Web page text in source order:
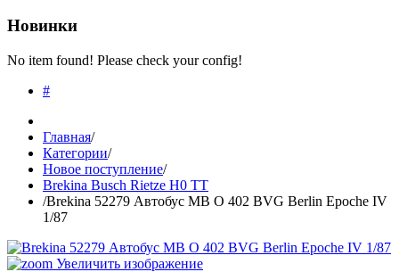
Новинки
No item found! Please check your config!
#
Главная/
Категории/
Новое поступление/
Brekina Busch Rietze H0 TT
/Brekina 52279 Автобус MB O 402 BVG Berlin Epoche IV
1/87
Увеличить изображение